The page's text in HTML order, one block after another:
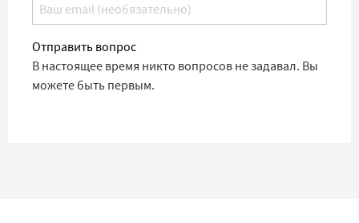
Отправить вопрос
В настоящее время никто вопросов не задавал. Вы
можете быть первым.